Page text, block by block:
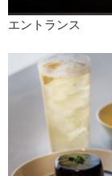
エントランス